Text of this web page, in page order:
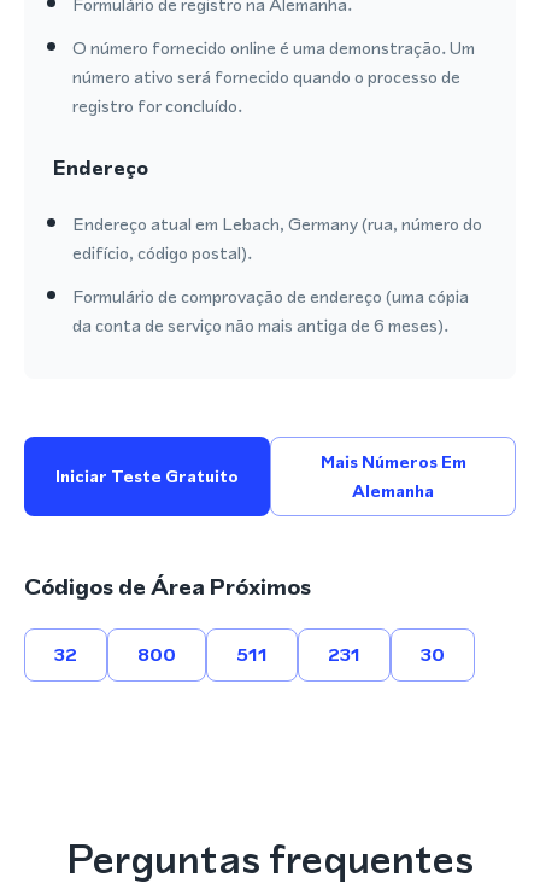
O número fornecido online é uma demonstração. Um
número ativo será fornecido quando o processo de
registro for concluído.
Endereço
Endereço atual em Lebach, Germany (rua, número do
edifício, código postal).
Formulário de comprovação de endereço (uma cópia
da conta de serviço não mais antiga de 6 meses).
Iniciar Teste Gratuito
Mais Números Em
Alemanha
Códigos de Área Próximos
32 800 511 231 30
Perguntas frequentes